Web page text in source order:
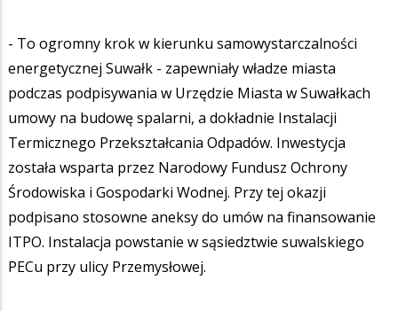
- To ogromny krok w kierunku samowystarczalności
energetycznej Suwałk - zapewniały władze miasta
podczas podpisywania w Urzędzie Miasta w Suwałkach
umowy na budowę spalarni, a dokładnie Instalacji
Termicznego Przekształcania Odpadów. Inwestycja
została wsparta przez Narodowy Fundusz Ochrony
Środowiska i Gospodarki Wodnej. Przy tej okazji
podpisano stosowne aneksy do umów na finansowanie
ITPO. Instalacja powstanie w sąsiedztwie suwalskiego
PECu przy ulicy Przemysłowej.